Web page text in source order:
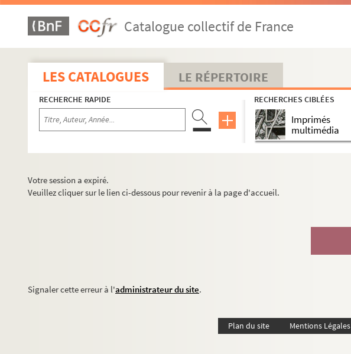
Catalogue collectif de France
LES CATALOGUES LE RÉPERTOIRE
RECHERCHE RAPIDE RECHERCHES CIBLÉES
Imprimés
multimédia
Votre session a expiré.
Veuillez cliquer sur le lien ci-dessous pour revenir à la page d'accueil.
Signaler cette erreur à l'administrateur du site.
Plan du site Mentions Légales